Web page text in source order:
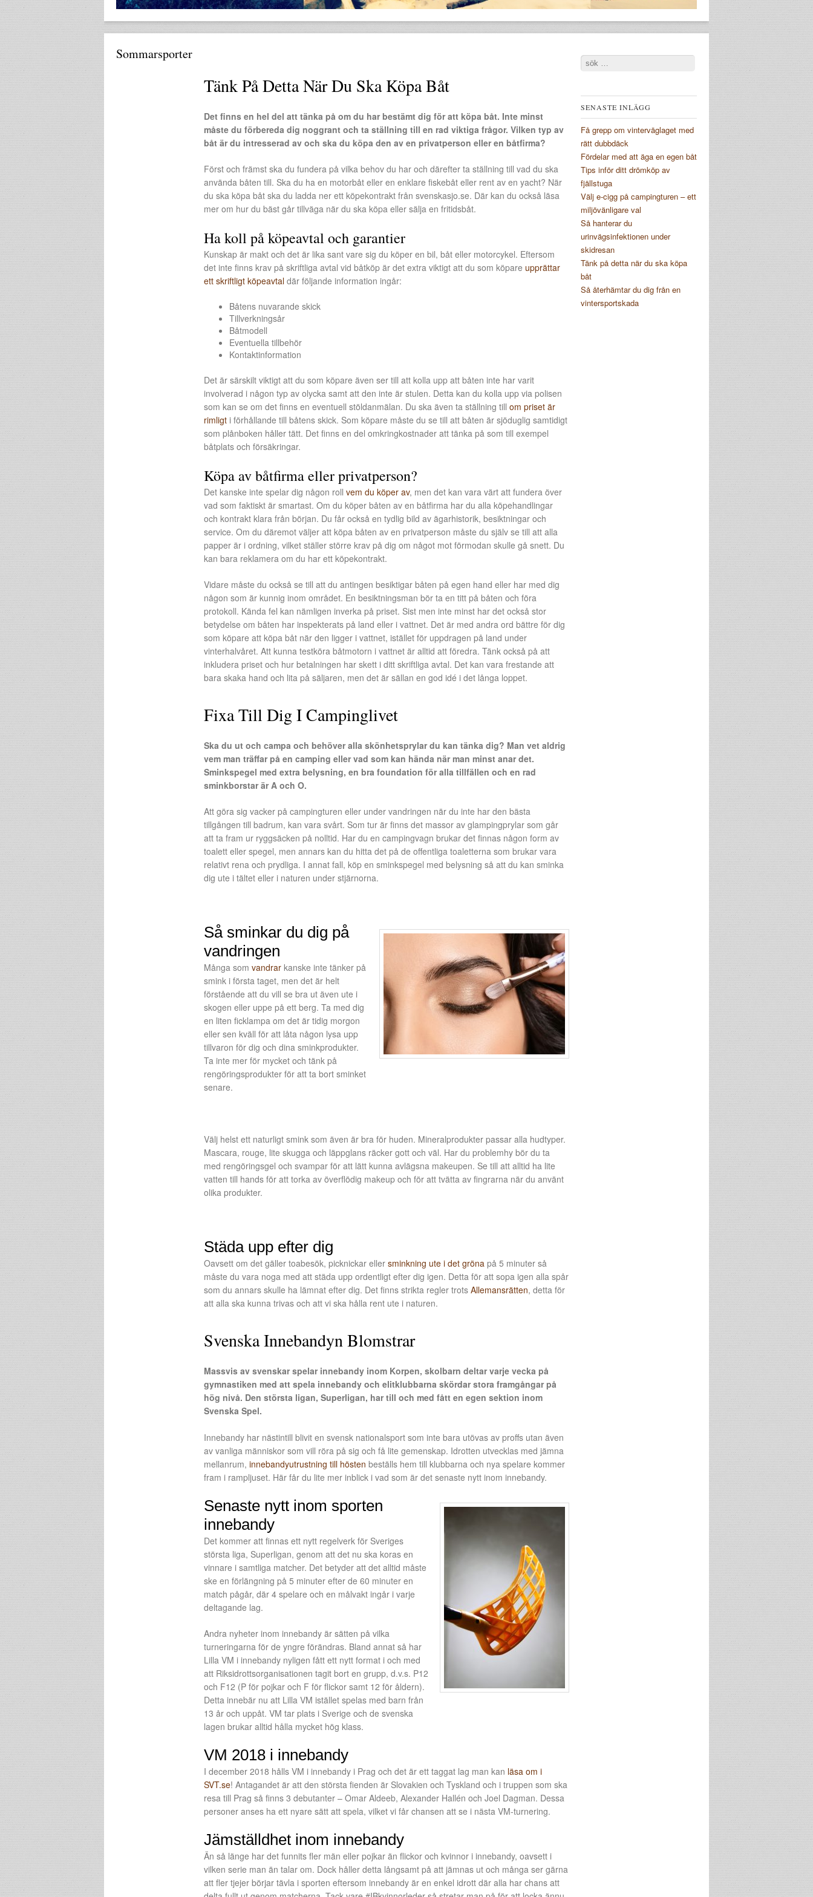
Sommarsporter
Tänk På Detta När Du Ska Köpa Båt
Det finns en hel del att tänka på om du har bestämt dig för att köpa båt. Inte minst
måste du förbereda dig noggrant och ta ställning till en rad viktiga frågor. Vilken typ av
båt är du intresserad av och ska du köpa den av en privatperson eller en båtfirma?
Först och främst ska du fundera på vilka behov du har och därefter ta ställning till vad du ska
använda båten till. Ska du ha en motorbåt eller en enklare fiskebåt eller rent av en yacht? När
du ska köpa båt ska du ladda ner ett köpekontrakt från svenskasjo.se. Där kan du också läsa
mer om hur du bäst går tillväga när du ska köpa eller sälja en fritidsbåt.
Ha koll på köpeavtal och garantier
Kunskap är makt och det är lika sant vare sig du köper en bil, båt eller motorcykel. Eftersom
det inte finns krav på skriftliga avtal vid båtköp är det extra viktigt att du som köpare upprättar
ett skriftligt köpeavtal där följande information ingår:
Båtens nuvarande skick
Tillverkningsår
Båtmodell
Eventuella tillbehör
Kontaktinformation
Det är särskilt viktigt att du som köpare även ser till att kolla upp att båten inte har varit
involverad i någon typ av olycka samt att den inte är stulen. Detta kan du kolla upp via polisen
som kan se om det finns en eventuell stöldanmälan. Du ska även ta ställning till om priset är
rimligt i förhållande till båtens skick. Som köpare måste du se till att båten är sjöduglig samtidigt
som plånboken håller tätt. Det finns en del omkringkostnader att tänka på som till exempel
båtplats och försäkringar.
Köpa av båtfirma eller privatperson?
Det kanske inte spelar dig någon roll vem du köper av, men det kan vara värt att fundera över
vad som faktiskt är smartast. Om du köper båten av en båtfirma har du alla köpehandlingar
och kontrakt klara från början. Du får också en tydlig bild av ägarhistorik, besiktningar och
service. Om du däremot väljer att köpa båten av en privatperson måste du själv se till att alla
papper är i ordning, vilket ställer större krav på dig om något mot förmodan skulle gå snett. Du
kan bara reklamera om du har ett köpekontrakt.
Vidare måste du också se till att du antingen besiktigar båten på egen hand eller har med dig
någon som är kunnig inom området. En besiktningsman bör ta en titt på båten och föra
protokoll. Kända fel kan nämligen inverka på priset. Sist men inte minst har det också stor
betydelse om båten har inspekterats på land eller i vattnet. Det är med andra ord bättre för dig
som köpare att köpa båt när den ligger i vattnet, istället för uppdragen på land under
vinterhalvåret. Att kunna testköra båtmotorn i vattnet är alltid att föredra. Tänk också på att
inkludera priset och hur betalningen har skett i ditt skriftliga avtal. Det kan vara frestande att
bara skaka hand och lita på säljaren, men det är sällan en god idé i det långa loppet.
Fixa Till Dig I Campinglivet
Ska du ut och campa och behöver alla skönhetsprylar du kan tänka dig? Man vet aldrig
vem man träffar på en camping eller vad som kan hända när man minst anar det.
Sminkspegel med extra belysning, en bra foundation för alla tillfällen och en rad
sminkborstar är A och O.
Att göra sig vacker på campingturen eller under vandringen när du inte har den bästa
tillgången till badrum, kan vara svårt. Som tur är finns det massor av glampingprylar som går
att ta fram ur ryggsäcken på nolltid. Har du en campingvagn brukar det finnas någon form av
toalett eller spegel, men annars kan du hitta det på de offentliga toaletterna som brukar vara
relativt rena och prydliga. I annat fall, köp en sminkspegel med belysning så att du kan sminka
dig ute i tältet eller i naturen under stjärnorna.
Så sminkar du dig på
vandringen
Många som vandrar kanske inte tänker på
smink i första taget, men det är helt
förstående att du vill se bra ut även ute i
skogen eller uppe på ett berg. Ta med dig
en liten ficklampa om det är tidig morgon
eller sen kväll för att låta någon lysa upp
tillvaron för dig och dina sminkprodukter.
Ta inte mer för mycket och tänk på
rengöringsprodukter för att ta bort sminket
senare.
Välj helst ett naturligt smink som även är bra för huden. Mineralprodukter passar alla hudtyper.
Mascara, rouge, lite skugga och läppglans räcker gott och väl. Har du problemhy bör du ta
med rengöringsgel och svampar för att lätt kunna avlägsna makeupen. Se till att alltid ha lite
vatten till hands för att torka av överflödig makeup och för att tvätta av fingrarna när du använt
olika produkter.
Städa upp efter dig
Oavsett om det gäller toabesök, picknickar eller sminkning ute i det gröna på 5 minuter så
måste du vara noga med att städa upp ordentligt efter dig igen. Detta för att sopa igen alla spår
som du annars skulle ha lämnat efter dig. Det finns strikta regler trots Allemansrätten, detta för
att alla ska kunna trivas och att vi ska hålla rent ute i naturen.
Svenska Innebandyn Blomstrar
Massvis av svenskar spelar innebandy inom Korpen, skolbarn deltar varje vecka på
gymnastiken med att spela innebandy och elitklubbarna skördar stora framgångar på
hög nivå. Den största ligan, Superligan, har till och med fått en egen sektion inom
Svenska Spel.
Innebandy har nästintill blivit en svensk nationalsport som inte bara utövas av proffs utan även
av vanliga människor som vill röra på sig och få lite gemenskap. Idrotten utvecklas med jämna
mellanrum, innebandyutrustning till hösten beställs hem till klubbarna och nya spelare kommer
fram i rampljuset. Här får du lite mer inblick i vad som är det senaste nytt inom innebandy.
Senaste nytt inom sporten
innebandy
Det kommer att finnas ett nytt regelverk för Sveriges
största liga, Superligan, genom att det nu ska koras en
vinnare i samtliga matcher. Det betyder att det alltid måste
ske en förlängning på 5 minuter efter de 60 minuter en
match pågår, där 4 spelare och en målvakt ingår i varje
deltagande lag.
Andra nyheter inom innebandy är sätten på vilka
turneringarna för de yngre förändras. Bland annat så har
Lilla VM i innebandy nyligen fått ett nytt format i och med
att Riksidrottsorganisationen tagit bort en grupp, d.v.s. P12
och F12 (P för pojkar och F för flickor samt 12 för åldern).
Detta innebär nu att Lilla VM istället spelas med barn från
13 år och uppåt. VM tar plats i Sverige och de svenska
lagen brukar alltid hålla mycket hög klass.
VM 2018 i innebandy
I december 2018 hålls VM i innebandy i Prag och det är ett taggat lag man kan läsa om i
SVT.se! Antagandet är att den största fienden är Slovakien och Tyskland och i truppen som ska
resa till Prag så finns 3 debutanter – Omar Aldeeb, Alexander Hallén och Joel Dagman. Dessa
personer anses ha ett nyare sätt att spela, vilket vi får chansen att se i nästa VM-turnering.
Jämställdhet inom innebandy
Än så länge har det funnits fler män eller pojkar än flickor och kvinnor i innebandy, oavsett i
vilken serie man än talar om. Dock håller detta långsamt på att jämnas ut och många ser gärna
att fler tjejer börjar tävla i sporten eftersom innebandy är en enkel idrott där alla har chans att
Search
SENASTE INLÄGG
Få grepp om vinterväglaget med
rätt dubbdäck
Fördelar med att äga en egen båt
Tips inför ditt drömköp av
fjällstuga
Välj e-cigg på campingturen – ett
miljövänligare val
Så hanterar du
urinvägsinfektionen under
skidresan
Tänk på detta när du ska köpa
båt
Så återhämtar du dig från en
vintersportskada